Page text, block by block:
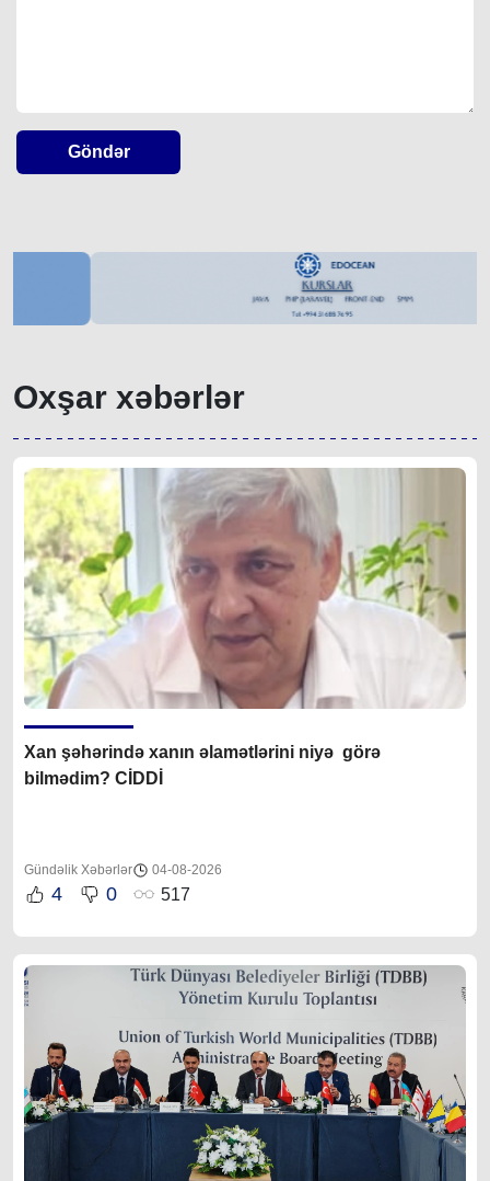
Göndər
Oxşar xəbərlər
Xan şəhərində xanın əlamətlərini niyə görə
bilmədim? CİDDİ
Gündəlik Xəbərlər 04-08-2026
4 0 517